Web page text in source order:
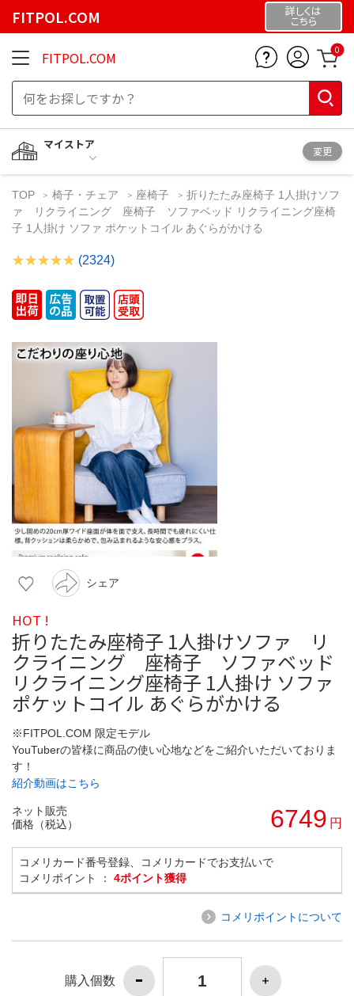
FITPOL.COM 詳しくは
こちら
FITPOL.COM 0
マイストア
変更
TOP 椅子・チェア 座椅子
折りたたみ座椅子 1人掛けソフ
ァ リクライニング 座椅子 ソファベッド リクライニング座椅
子 1人掛け ソファ ポケットコイル あぐらがかける
(2324)
シェア
HOT !
折りたたみ座椅子 1人掛けソファ リ
クライニング 座椅子 ソファベッド
リクライニング座椅子 1人掛け ソファ
ポケットコイル あぐらがかける
※FITPOL.COM 限定モデル
YouTuberの皆様に商品の使い心地などをご紹介いただいておりま
す！
紹介動画はこちら
ネット販売
価格（税込）
6749 円
コメリカード番号登録、コメリカードでお支払いで
コメリポイント ： 4ポイント獲得
コメリポイントについて
購入個数